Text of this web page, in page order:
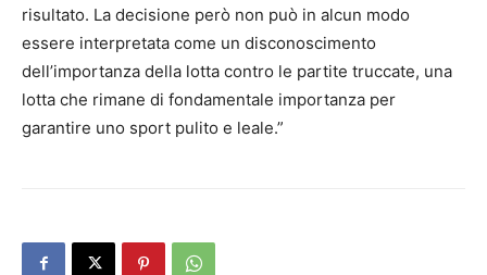
risultato. La decisione però non può in alcun modo
essere interpretata come un disconoscimento
dell’importanza della lotta contro le partite truccate, una
lotta che rimane di fondamentale importanza per
garantire uno sport pulito e leale.”